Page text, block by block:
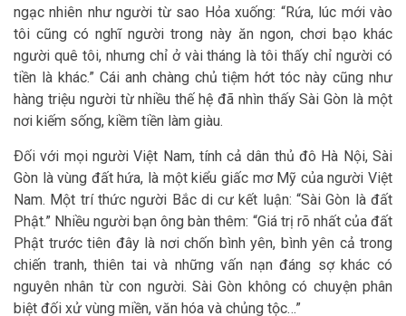
ngạc nhiên như người từ sao Hỏa xuống: “Rứa, lúc mới vào
tôi cũng có nghĩ người trong này ăn ngon, chơi bạo khác
người quê tôi, nhưng chỉ ở vài tháng là tôi thấy chỉ người có
tiền là khác.” Cái anh chàng chủ tiệm hớt tóc này cũng như
hàng triệu người từ nhiều thế hệ đã nhìn thấy Sài Gòn là một
nơi kiếm sống, kiềm tiền làm giàu.
Ðối với mọi người Việt Nam, tính cả dân thủ đô Hà Nội, Sài
Gòn là vùng đất hứa, là một kiểu giấc mơ Mỹ của người Việt
Nam. Một trí thức người Bắc di cư kết luận: “Sài Gòn là đất
Phật.” Nhiều người bạn ông bàn thêm: “Giá trị rõ nhất của đất
Phật trước tiên đây là nơi chốn bình yên, bình yên cả trong
chiến tranh, thiên tai và những vấn nạn đáng sợ khác có
nguyên nhân từ con người. Sài Gòn không có chuyện phân
biệt đối xử vùng miền, văn hóa và chủng tộc…”